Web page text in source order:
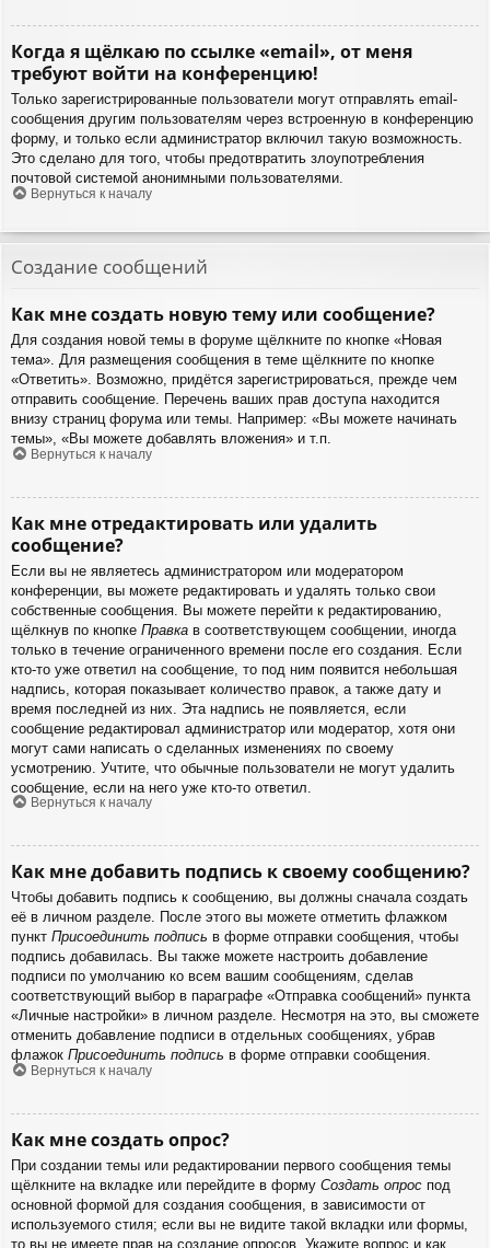
Когда я щёлкаю по ссылке «email», от меня
требуют войти на конференцию!
Только зарегистрированные пользователи могут отправлять email-
сообщения другим пользователям через встроенную в конференцию
форму, и только если администратор включил такую возможность.
Это сделано для того, чтобы предотвратить злоупотребления
почтовой системой анонимными пользователями.
Вернуться к началу
Создание сообщений
Как мне создать новую тему или сообщение?
Для создания новой темы в форуме щёлкните по кнопке «Новая
тема». Для размещения сообщения в теме щёлкните по кнопке
«Ответить». Возможно, придётся зарегистрироваться, прежде чем
отправить сообщение. Перечень ваших прав доступа находится
внизу страниц форума или темы. Например: «Вы можете начинать
темы», «Вы можете добавлять вложения» и т.п.
Вернуться к началу
Как мне отредактировать или удалить
сообщение?
Если вы не являетесь администратором или модератором
конференции, вы можете редактировать и удалять только свои
собственные сообщения. Вы можете перейти к редактированию,
щёлкнув по кнопке Правка в соответствующем сообщении, иногда
только в течение ограниченного времени после его создания. Если
кто-то уже ответил на сообщение, то под ним появится небольшая
надпись, которая показывает количество правок, а также дату и
время последней из них. Эта надпись не появляется, если
сообщение редактировал администратор или модератор, хотя они
могут сами написать о сделанных изменениях по своему
усмотрению. Учтите, что обычные пользователи не могут удалить
сообщение, если на него уже кто-то ответил.
Вернуться к началу
Как мне добавить подпись к своему сообщению?
Чтобы добавить подпись к сообщению, вы должны сначала создать
её в личном разделе. После этого вы можете отметить флажком
пункт Присоединить подпись в форме отправки сообщения, чтобы
подпись добавилась. Вы также можете настроить добавление
подписи по умолчанию ко всем вашим сообщениям, сделав
соответствующий выбор в параграфе «Отправка сообщений» пункта
«Личные настройки» в личном разделе. Несмотря на это, вы сможете
отменить добавление подписи в отдельных сообщениях, убрав
флажок Присоединить подпись в форме отправки сообщения.
Вернуться к началу
Как мне создать опрос?
При создании темы или редактировании первого сообщения темы
щёлкните на вкладке или перейдите в форму Создать опрос под
основной формой для создания сообщения, в зависимости от
используемого стиля; если вы не видите такой вкладки или формы,
то вы не имеете прав на создание опросов. Укажите вопрос и как